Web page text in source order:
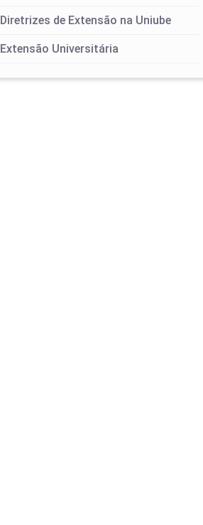
Diretrizes de Extensão na Uniube
Extensão Universitária